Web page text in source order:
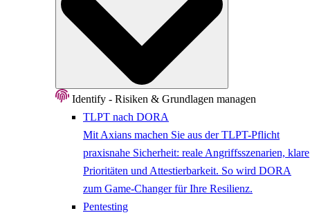
Identify - Risiken & Grundlagen managen
TLPT nach DORA
Mit Axians machen Sie aus der TLPT-Pflicht
praxisnahe Sicherheit: reale Angriffsszenarien, klare
Prioritäten und Attestierbarkeit. So wird DORA
zum Game-Changer für Ihre Resilienz.
Pentesting